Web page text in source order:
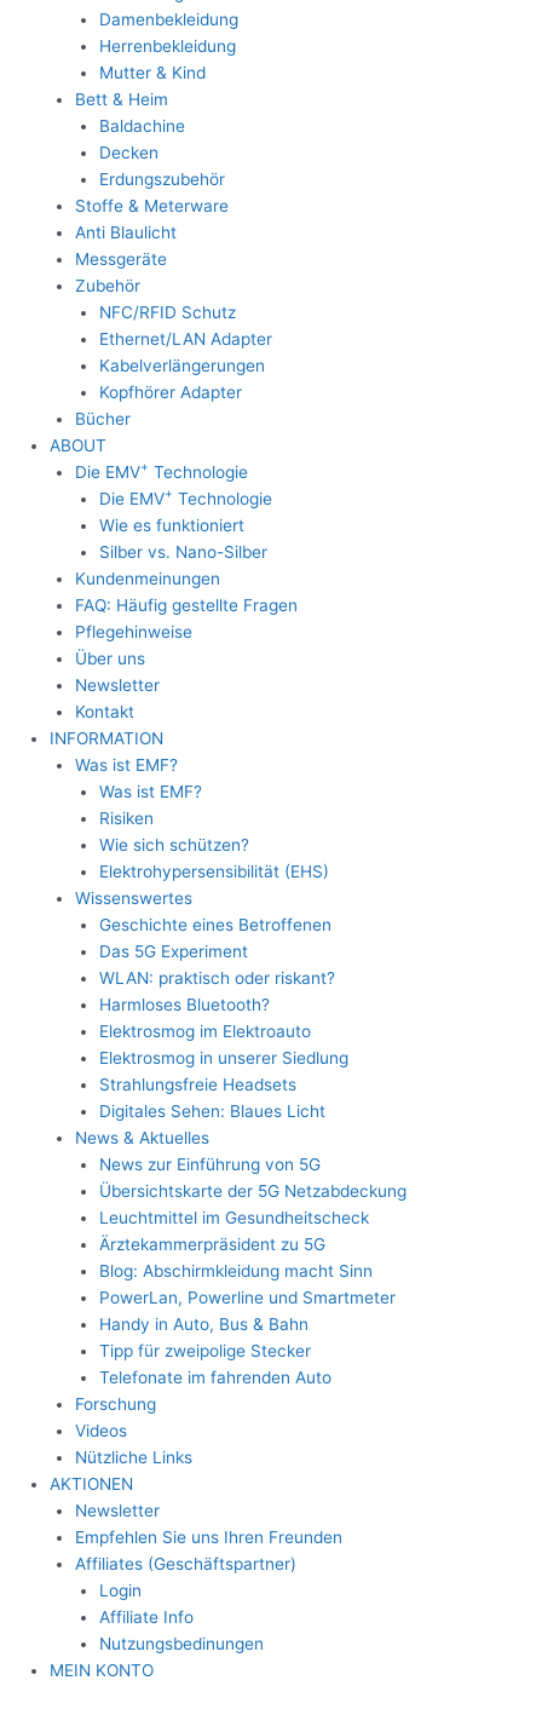
Damenbekleidung
Herrenbekleidung
Mutter & Kind
Bett & Heim
Baldachine
Decken
Erdungszubehör
Stoffe & Meterware
Anti Blaulicht
Messgeräte
Zubehör
NFC/RFID Schutz
Ethernet/LAN Adapter
Kabelverlängerungen
Kopfhörer Adapter
Bücher
ABOUT
Die EMV+ Technologie
Die EMV+ Technologie
Wie es funktioniert
Silber vs. Nano-Silber
Kundenmeinungen
FAQ: Häufig gestellte Fragen
Pflegehinweise
Über uns
Newsletter
Kontakt
INFORMATION
Was ist EMF?
Was ist EMF?
Risiken
Wie sich schützen?
Elektrohypersensibilität (EHS)
Wissenswertes
Geschichte eines Betroffenen
Das 5G Experiment
WLAN: praktisch oder riskant?
Harmloses Bluetooth?
Elektrosmog im Elektroauto
Elektrosmog in unserer Siedlung
Strahlungsfreie Headsets
Digitales Sehen: Blaues Licht
News & Aktuelles
News zur Einführung von 5G
Übersichtskarte der 5G Netzabdeckung
Leuchtmittel im Gesundheitscheck
Ärztekammerpräsident zu 5G
Blog: Abschirmkleidung macht Sinn
PowerLan, Powerline und Smartmeter
Handy in Auto, Bus & Bahn
Tipp für zweipolige Stecker
Telefonate im fahrenden Auto
Forschung
Videos
Nützliche Links
AKTIONEN
Newsletter
Empfehlen Sie uns Ihren Freunden
Affiliates (Geschäftspartner)
Login
Affiliate Info
Nutzungsbedinungen
MEIN KONTO